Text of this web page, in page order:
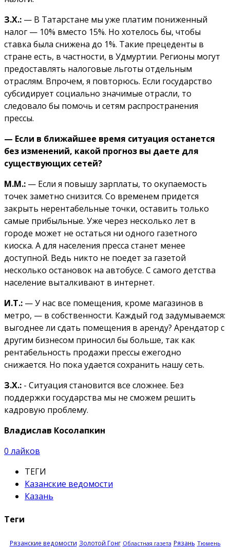
З.Х.: — В Татарстане мы уже платим пониженный
налог — 10% вместо 15%. Но хотелось бы, чтобы
ставка была снижена до 1%. Такие прецеденты в
стране есть, в частности, в Удмуртии. Регионы могут
предоставлять налоговые льготы отдельным
отраслям. Впрочем, я повторюсь. Если государство
субсидирует социально значимые отрасли, то
следовало бы помочь и сетям распространения
прессы.
— Если в ближайшее время ситуация останется
без изменений, какой прогноз вы даете для
существующих сетей?
М.М.: — Если я повышу зарплаты, то окупаемость
точек заметно снизится. Со временем придется
закрыть нерентабельные точки, оставить только
самые прибыльные. Уже через несколько лет в
городе может не остаться ни одного газетного
киоска. А для населения пресса станет менее
доступной. Ведь никто не поедет за газетой
несколько остановок на автобусе. С самого детства
население выталкивают в интернет.
И.Т.: — У нас все помещения, кроме магазинов в
метро, — в собственности. Каждый год задумываемся:
выгоднее ли сдать помещения в аренду? Арендатор с
другим бизнесом приносил бы больше, так как
рентабельность продажи прессы ежегодно
снижается. Но пока удается сохранить нашу сеть.
З.Х.: - Ситуация становится все сложнее. Без
поддержки государства мы не сможем решить
кадровую проблему.
Владислав Косолапкин
0 лайков
ТЕГИ
Казанские ведомости
Казань
Теги
Рязанские ведомости Золотой Гонг Областная газета Рязань Тюмень